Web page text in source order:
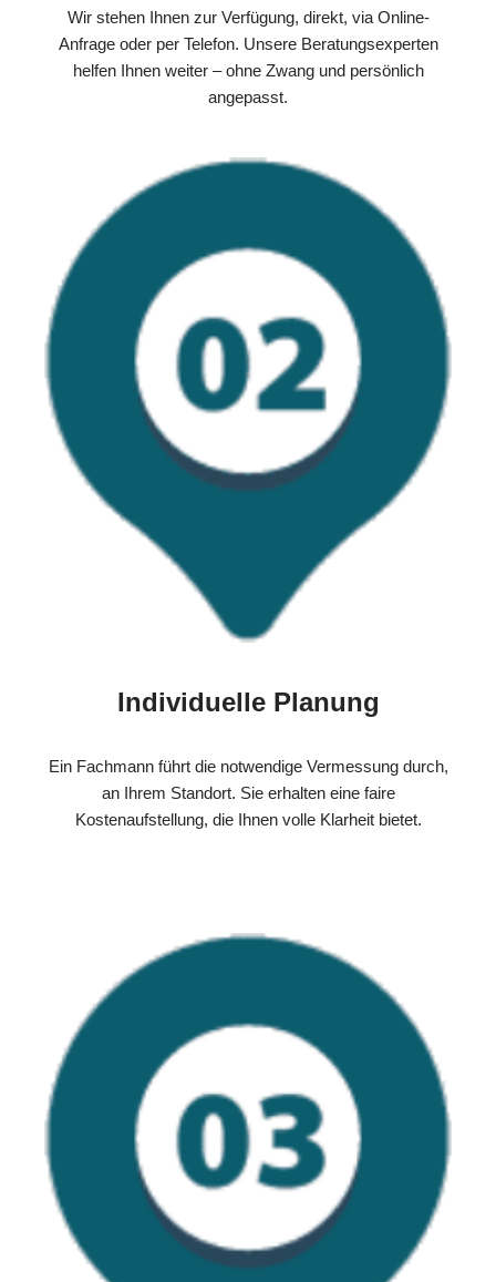
Wir stehen Ihnen zur Verfügung, direkt, via Online-
Anfrage oder per Telefon. Unsere Beratungsexperten
helfen Ihnen weiter – ohne Zwang und persönlich
angepasst.
Individuelle Planung
Ein Fachmann führt die notwendige Vermessung durch,
an Ihrem Standort. Sie erhalten eine faire
Kostenaufstellung, die Ihnen volle Klarheit bietet.